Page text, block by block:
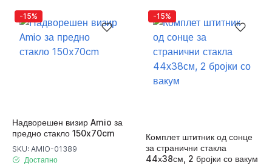
-15%
Надворешен визир Amio за
предно стакло 150x70cm
SKU: AMIO-01389
Достапно
-15%
Комплет штитник од сонце
за странични стакла
44х38см, 2 бројки со вакум